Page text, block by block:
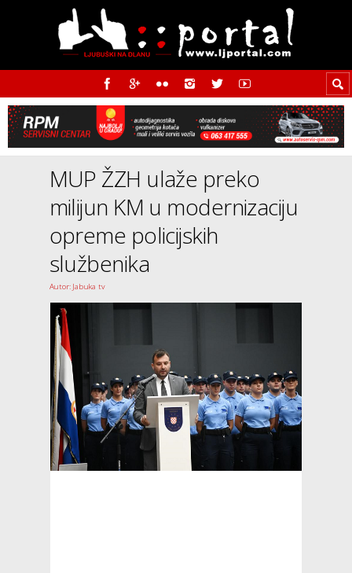
MUP ŽZH ulaže preko
milijun KM u modernizaciju
opreme policijskih
službenika
Autor: Jabuka tv